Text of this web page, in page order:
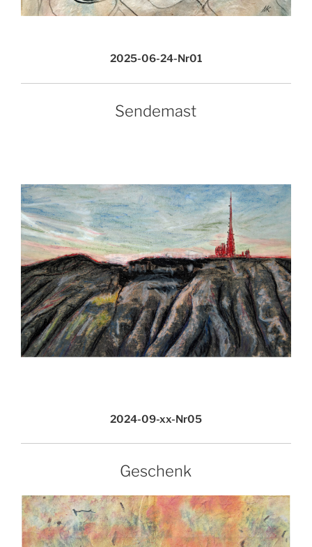
2025-06-24-Nr01
Sendemast
2024-09-xx-Nr05
Geschenk